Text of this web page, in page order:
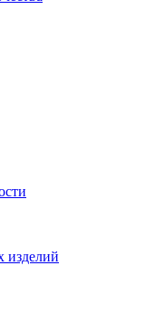
изделий